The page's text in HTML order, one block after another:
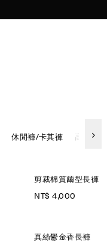
休閒褲/卡其褲 高腰
剪裁棉質繭型長褲
NT$ 4,000
真絲鬱金香長褲